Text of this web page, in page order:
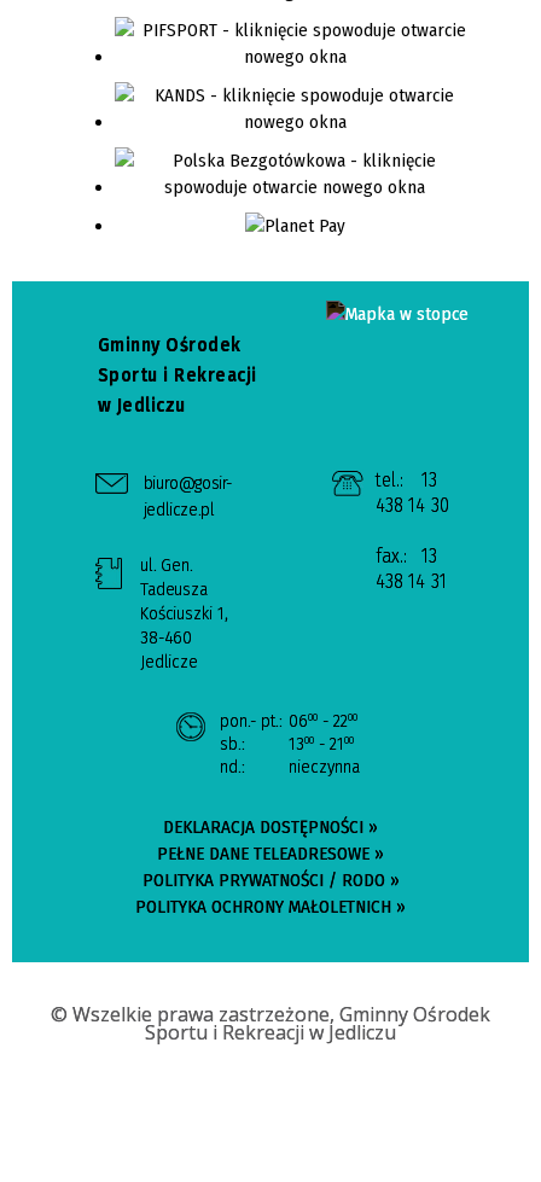
Gminny Ośrodek
Sportu i Rekreacji
w Jedliczu
biuro@gosir-
jedlicze.pl
ul. Gen.
Tadeusza
Kościuszki 1,
38-460
Jedlicze
tel.:
13
438 14 30
fax.:
13
438 14 31
pon.- pt.: 0600 - 2200
sb.: 1300 - 21 00
nd.: nieczynna
DEKLARACJA DOSTĘPNOŚCI »
PEŁNE DANE TELEADRESOWE »
POLITYKA PRYWATNOŚCI / RODO »
POLITYKA OCHRONY MAŁOLETNICH »
© Wszelkie prawa zastrzeżone, Gminny Ośrodek
Sportu i Rekreacji w Jedliczu